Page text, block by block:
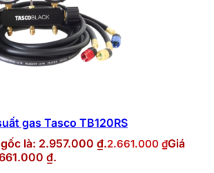
gas Tasco TB120RS
là: 2.957.000 ₫.2.661.000 ₫Giá
₫.